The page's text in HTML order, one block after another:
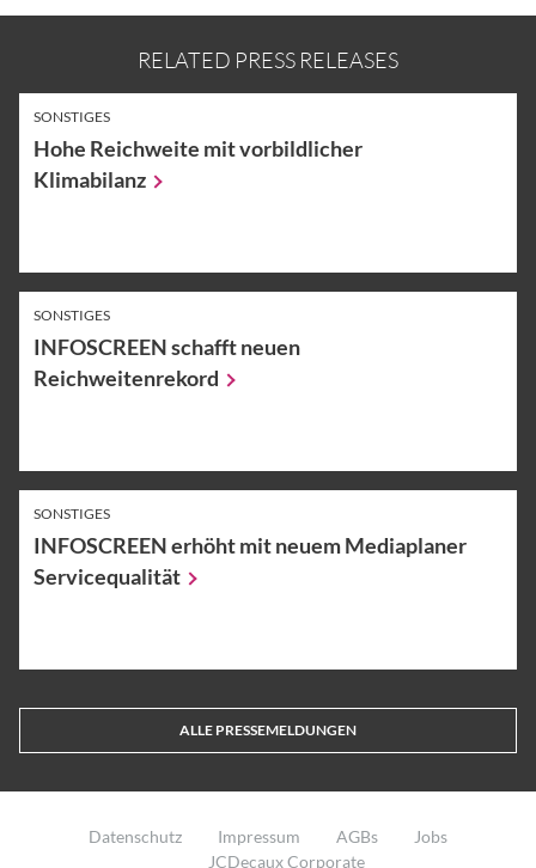
RELATED PRESS RELEASES
SONSTIGES
Hohe Reichweite mit vorbildlicher
Klimabilanz
SONSTIGES
INFOSCREEN schafft neuen
Reichweitenrekord
SONSTIGES
INFOSCREEN erhöht mit neuem Mediaplaner
Servicequalität
ALLE PRESSEMELDUNGEN
Datenschutz Impressum AGBs
Jobs
JCDecaux Corporate